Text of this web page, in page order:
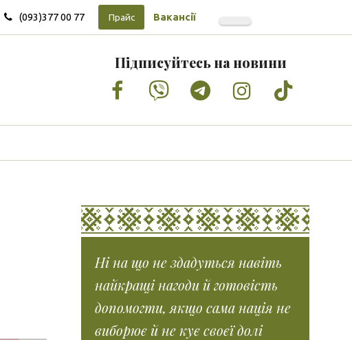
(093)377 00 77 Прайс Вакансії
Підписуйтесь на новини
Facebook
VimeoTumblrInstagram
Tiktok
Ні на що не здадуться навіть
найкращі нагоди й готовість
допомогти, якщо сама нація не
виборює й не кує своєї долі